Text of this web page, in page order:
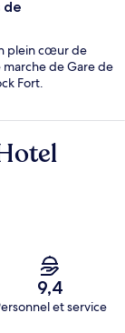
de
plein cœur de
marche de Gare de
Fort.
9,4
et service